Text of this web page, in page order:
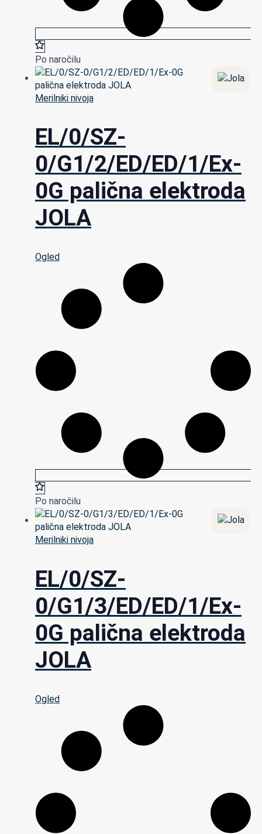
Po naročilu
Merilniki nivoja
EL/0/SZ-
0/G1/2/ED/ED/1/Ex-
0G palična elektroda
JOLA
Ogled
Po naročilu
Merilniki nivoja
EL/0/SZ-
0/G1/3/ED/ED/1/Ex-
0G palična elektroda
JOLA
Ogled